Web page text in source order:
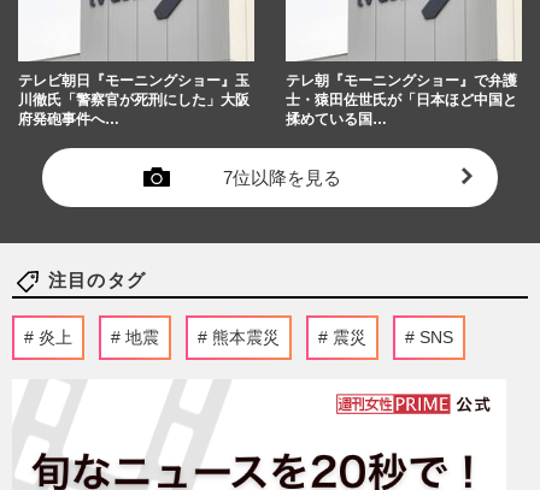
テレビ朝日『モーニングショー』玉
川徹氏「警察官が死刑にした」大阪
府発砲事件へ…
テレ朝『モーニングショー』で弁護
士・猿田佐世氏が「日本ほど中国と
揉めている国…
7位以降を見る
注目のタグ
炎上 地震 熊本震災 震災 SNS